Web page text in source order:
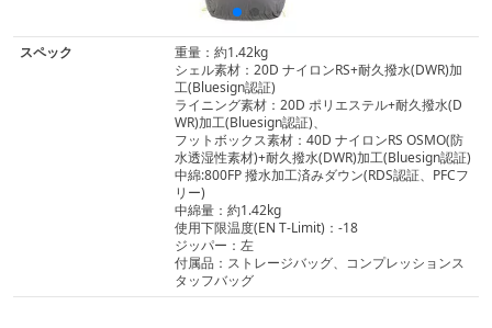
スペック
重量：約1.42kg
シェル素材：20D ナイロンRS+耐久撥水(DWR)加
工(Bluesign認証)
ライニング素材：20D ポリエステル+耐久撥水(D
WR)加工(Bluesign認証)、
フットボックス素材：40D ナイロンRS OSMO(防
水透湿性素材)+耐久撥水(DWR)加工(Bluesign認証)
中綿:800FP 撥水加工済みダウン(RDS認証、PFCフ
リー)
中綿量：約1.42kg
使用下限温度(EN T-Limit)：-18
ジッパー：左
付属品：ストレージバッグ、コンプレッションス
タッフバッグ